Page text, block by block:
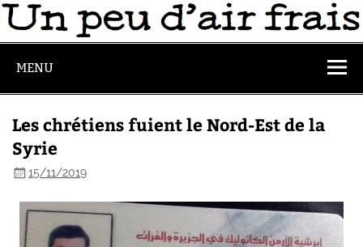
MENU
Les chrétiens fuient le Nord-Est de la
Syrie
15/11/2019